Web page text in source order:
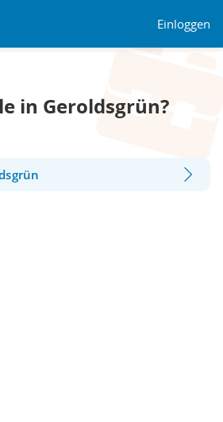
Einloggen
in Geroldsgrün?